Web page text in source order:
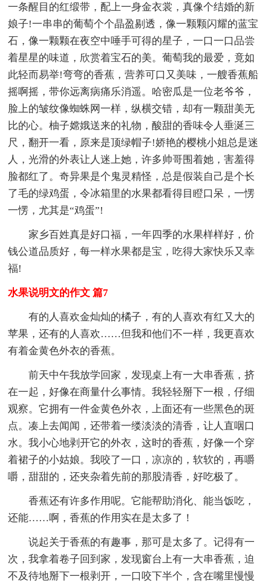
一条醒目的红缎带，配上一身金衣裳，真像个结婚的新
娘子!一串串的葡萄个个晶盈剔透，像一颗颗闪耀的蓝宝
石，像一颗颗在夜空中唾手可得的星子，一口一口品尝
着星星的味道，欣赏着宝石的美。葡萄我的最爱，竟如
此轻而易举!弯弯的香蕉，营养可口又美味，一艘香蕉船
摇啊摇，带你远离病痛乐消遥。哈密瓜是一位老爷爷，
脸上的皱纹像蜘蛛网一样，纵横交错，却有一颗甜美无
比的心。柚子嫦娥送来的礼物，酸甜的香味令人垂涎三
尺，翻开一看，原来是顶绿帽子!娇艳的樱桃小姐总是迷
人，光滑的外表让人迷上她，许多帅哥围着她，害羞得
脸都红了。奇异果是个鬼灵精怪，总是假装自己是个长
了毛的绿鸡蛋，令冰箱里的水果都看得目瞪口呆，一愣
一愣，尤其是“鸡蛋”!
家乡百姓真是好口福，一年四季的水果样样好，价
钱公道品质好，每一样水果都是宝，吃得大家快乐又幸
福!
水果说明文的作文 篇7
有的人喜欢金灿灿的橘子，有的人喜欢有红又大的
苹果，还有的人喜欢……但我和他们不一样，我更喜欢
有着金黄色外衣的香蕉。
前天中午我放学回家，发现桌上有一大串香蕉，挤
在一起，好像在商量什么事情。我轻轻掰下一根，仔细
观察。它拥有一件金黄色外衣，上面还有一些黑色的斑
点。凑上去闻闻，还带着一缕淡淡的清香，让人直咽口
水。我小心地剥开它的外衣，这时的香蕉，好像一个穿
着裙子的小姑娘。我咬了一口，凉凉的，软软的，再嚼
嚼，甜甜的，还夹杂着先前的那股清香，好吃极了。
香蕉还有许多作用呢。它能帮助消化、能当饭吃，
还能……啊，香蕉的作用实在是太多了！
说起关于香蕉的有趣事，那可是太多了。记得有一
次，我拿着卷子回到家，发现窗台上有一大串香蕉，迫
不及待地掰下一根剥开，一口咬下半个，含在嘴里慢慢